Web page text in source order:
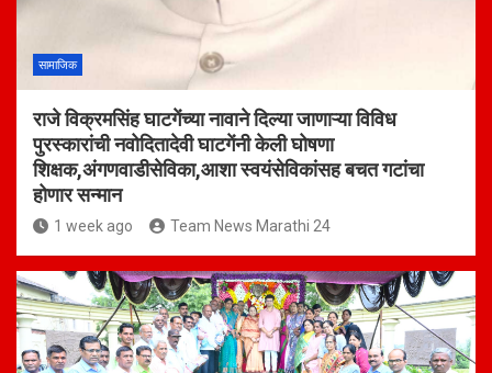
सामाजिक
राजे विक्रमसिंह घाटगेंच्या नावाने दिल्या जाणाऱ्या विविध
पुरस्कारांची नवोदितादेवी घाटगेंनी केली घोषणा
शिक्षक,अंगणवाडीसेविका,आशा स्वयंसेविकांसह बचत गटांचा
होणार सन्मान
1 week ago Team News Marathi 24